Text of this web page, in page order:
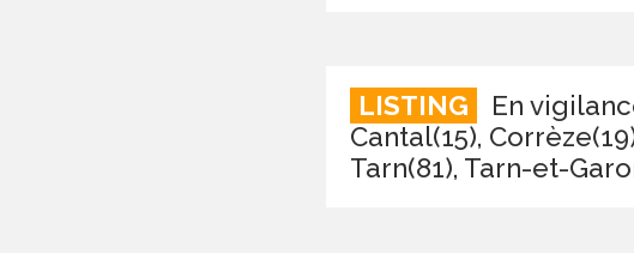
LISTING
En
Cantal(15),
Tarn(81), Tarn-et-